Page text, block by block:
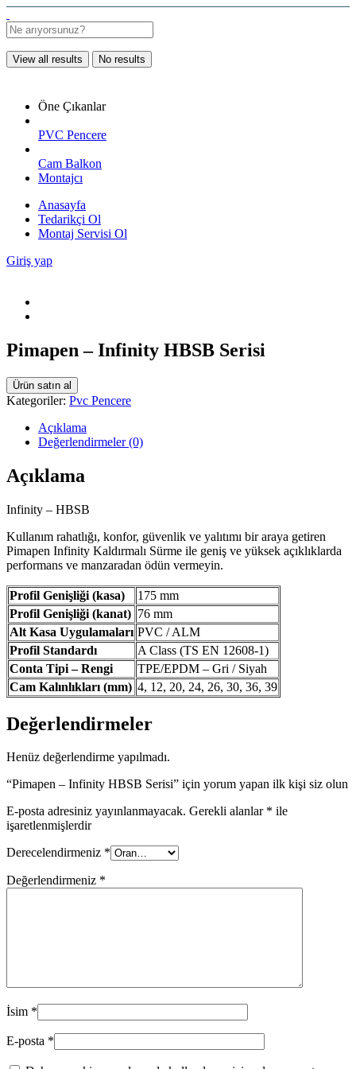
View all results No results
Öne Çıkanlar
PVC Pencere
Cam Balkon
Montajcı
Anasayfa
Tedarikçi Ol
Montaj Servisi Ol
Giriş yap
Pimapen – Infinity HBSB Serisi
Ürün satın al
Kategoriler: Pvc Pencere
Açıklama
Değerlendirmeler (0)
Açıklama
Infinity – HBSB
Kullanım rahatlığı, konfor, güvenlik ve yalıtımı bir araya getiren
Pimapen Infinity Kaldırmalı Sürme ile geniş ve yüksek açıklıklarda
performans ve manzaradan ödün vermeyin.
Profil Genişliği (kasa)
175 mm
Profil Genişliği (kanat) 76 mm
Alt Kasa Uygulamaları PVC / ALM
Profil Standardı
A Class (TS EN 12608-1)
Conta Tipi – Rengi
TPE/EPDM – Gri / Siyah
Cam Kalınlıkları (mm) 4, 12, 20, 24, 26, 30, 36, 39
Değerlendirmeler
Henüz değerlendirme yapılmadı.
“Pimapen – Infinity HBSB Serisi” için yorum yapan ilk kişi siz olun
E-posta adresiniz yayınlanmayacak. Gerekli alanlar * ile
işaretlenmişlerdir
Derecelendirmeniz *
Değerlendirmeniz *
İsim *
E-posta *